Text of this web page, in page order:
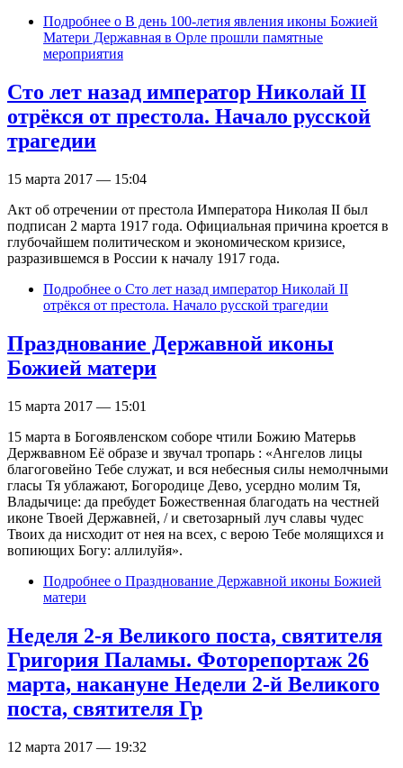
Подробнее о В день 100-летия явления иконы Божией
Матери Державная в Орле прошли памятные
мероприятия
Сто лет назад император Николай II
отрёкся от престола. Начало русской
трагедии
15 марта 2017 — 15:04
Акт об отречении от престола Императора Николая II был
подписан 2 марта 1917 года. Официальная причина кроется в
глубочайшем политическом и экономическом кризисе,
разразившемся в России к началу 1917 года.
Подробнее о Сто лет назад император Николай II
отрёкся от престола. Начало русской трагедии
Празднование Державной иконы
Божией матери
15 марта 2017 — 15:01
15 марта в Богоявленском соборе чтили Божию Матерьв
Держвавном Её образе и звучал тропарь : «Ангелов лицы
благоговейно Тебе служат, и вся небесныя силы немолчными
гласы Тя ублажают, Богородице Дево, усердно молим Тя,
Владычице: да пребудет Божественная благодать на честней
иконе Твоей Державней, / и светозарный луч славы чудес
Твоих да нисходит от нея на всех, с верою Тебе молящихся и
вопиющих Богу: аллилуйя».
Подробнее о Празднование Державной иконы Божией
матери
Неделя 2-я Великого поста, святителя
Григория Паламы. Фоторепортаж 26
марта, накануне Недели 2-й Великого
поста, святителя Гр
12 марта 2017 — 19:32